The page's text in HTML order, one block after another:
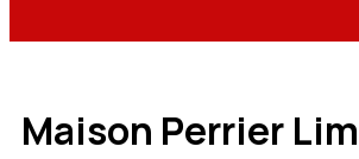
Maison Perrier